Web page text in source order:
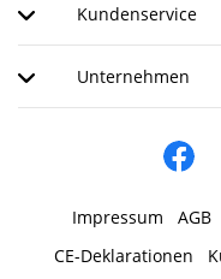
Kundenservice
Unternehmen
Impressum AGB
CE-Deklarationen